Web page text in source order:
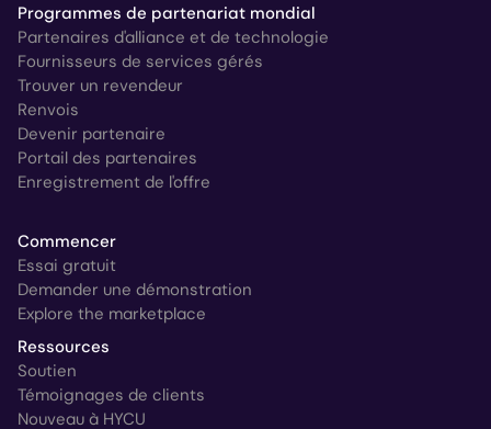
Programmes de partenariat mondial
Partenaires d'alliance et de technologie
Fournisseurs de services gérés
Trouver un revendeur
Renvois
Devenir partenaire
Portail des partenaires
Enregistrement de l'offre
Commencer
Essai gratuit
Demander une démonstration
Explore the marketplace
Ressources
Soutien
Témoignages de clients
Nouveau à HYCU